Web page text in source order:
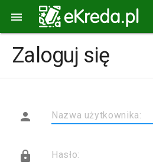

Zaloguj się
 Nazwa użytkownika:
 Hasło: